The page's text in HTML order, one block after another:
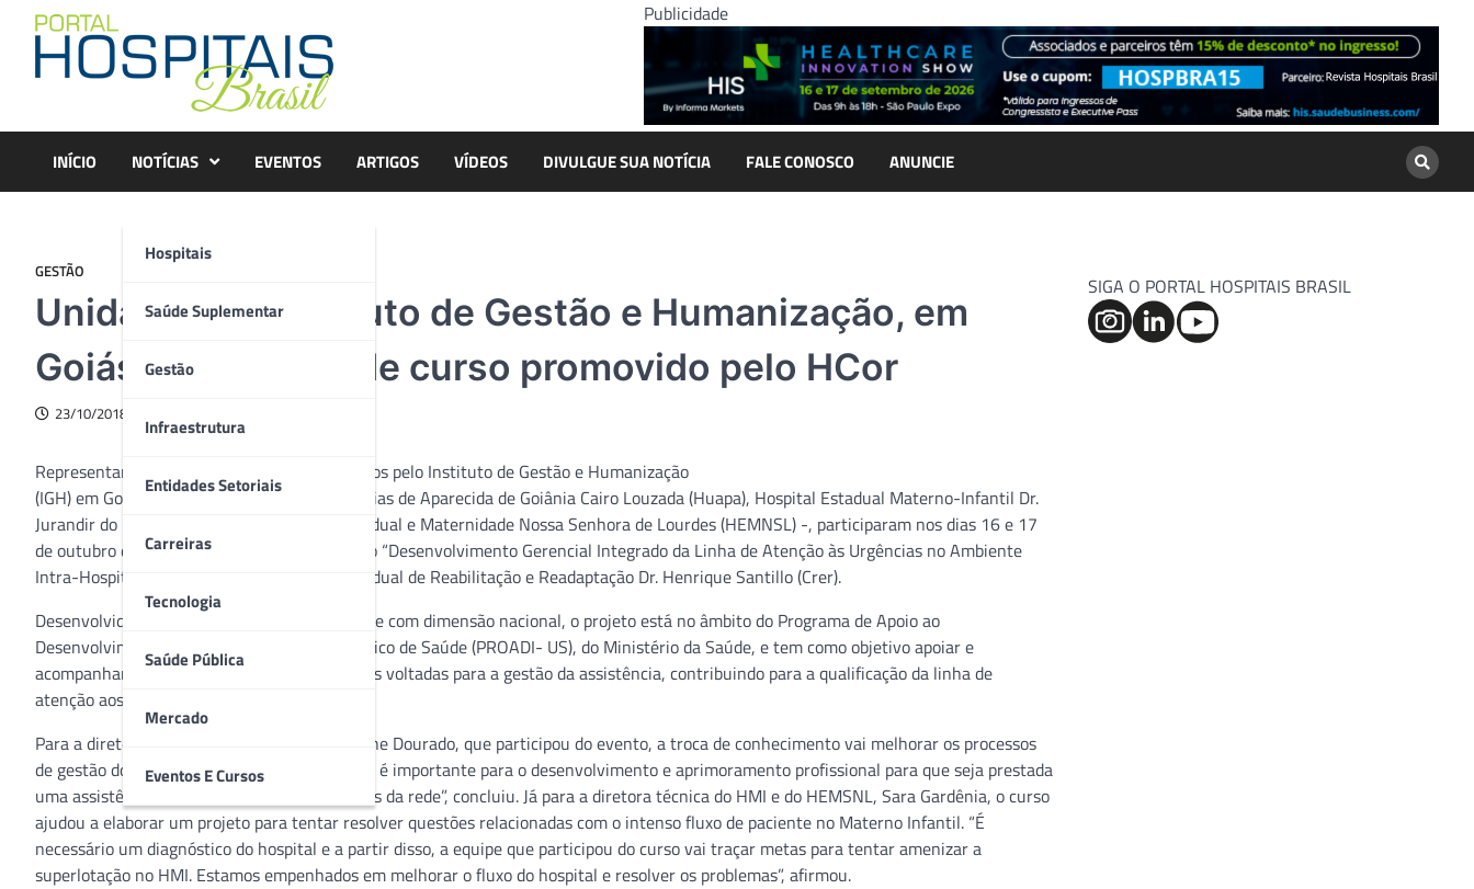
content
Publicidade
INÍCIO NOTÍCIAS
Hospitais
Saúde Suplementar
Gestão
Infraestrutura
Entidades Setoriais
Carreiras
Tecnologia
Saúde Pública
Mercado
Eventos E Cursos
EVENTOS ARTIGOS VÍDEOS DIVULGUE SUA NOTÍCIA FALE CONOSCO ANUNCIE
GESTÃO
Unidades do Instituto de Gestão e Humanização, em
Goiás, participam de curso promovido pelo HCor
23/10/2018
Representantes dos hospitais estaduais geridos pelo Instituto de Gestão e Humanização
(IGH) em Goiás – Hospital Estadual de Urgências de Aparecida de Goiânia Cairo Louzada (Huapa), Hospital Estadual Materno-Infantil Dr.
Jurandir do Nascimento (HMI) e Hospital Estadual e Maternidade Nossa Senhora de Lourdes (HEMNSL) -, participaram nos dias 16 e 17
de outubro do curso de qualificação do Projeto “Desenvolvimento Gerencial Integrado da Linha de Atenção às Urgências no Ambiente
Intra-Hospitalar”, que ocorreu no Centro Estadual de Reabilitação e Readaptação Dr. Henrique Santillo (Crer).
Desenvolvido pelo Hospital do Coração (HCor) e com dimensão nacional, o projeto está no âmbito do Programa de Apoio ao
Desenvolvimento Institucional do Sistema Único de Saúde (PROADI- US), do Ministério da Saúde, e tem como objetivo apoiar e
acompanhar a implementação de intervenções voltadas para a gestão da assistência, contribuindo para a qualificação da linha de
atenção aos pacientes agudos.
Para a diretora operacional do Huapa, Jaqueline Dourado, que participou do evento, a troca de conhecimento vai melhorar os processos
de gestão dos hospitais envolvidos. “O Projeto é importante para o desenvolvimento e aprimoramento profissional para que seja prestada
uma assistência eficiente e eficaz aos usuários da rede”, concluiu. Já para a diretora técnica do HMI e do HEMSNL, Sara Gardênia, o curso
ajudou a elaborar um projeto para tentar resolver questões relacionadas com o intenso fluxo de paciente no Materno Infantil. “É
necessário um diagnóstico do hospital e a partir disso, a equipe que participou do curso vai traçar metas para tentar amenizar a
superlotação no HMI. Estamos empenhados em melhorar o fluxo do hospital e resolver os problemas”, afirmou.
SIGA O PORTAL HOSPITAIS BRASIL